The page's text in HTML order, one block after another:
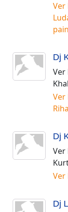
Ver
pain
Dj
Ver
Ver
Dj
Ver
Ver
Dj